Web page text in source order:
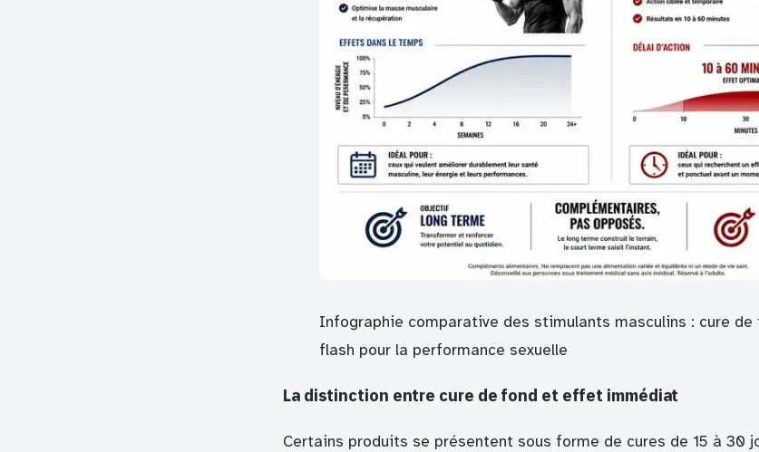
Infographie comparative des stimulants masculins : cure
flash pour la performance sexuelle
La distinction entre cure de fond et effet immédiat
Certains produits se présentent sous forme de cures de 15 à 30